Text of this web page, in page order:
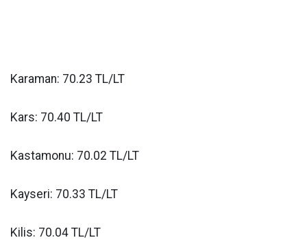
Karaman: 70.23 TL/LT
Kars: 70.40 TL/LT
Kastamonu: 70.02 TL/LT
Kayseri: 70.33 TL/LT
Kilis: 70.04 TL/LT